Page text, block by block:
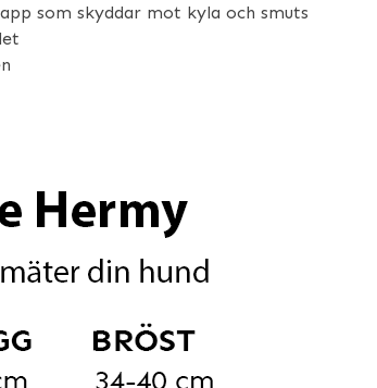
som skyddar mot kyla och smuts